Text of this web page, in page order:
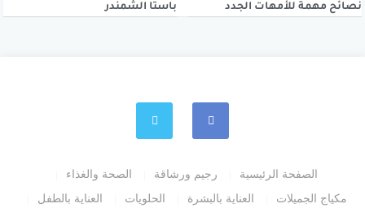
نصائح مهمة للأمهات الجدد باستا الشمندر
الصفحة الرئيسية رجيم ورشاقة
الصحة والغذاء
مكياج الجميلات
العناية بالبشرة الحلويات العناية بالطفل